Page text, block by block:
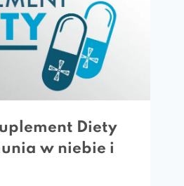
Diety
w niebie i